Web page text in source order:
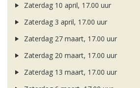
Zaterdag 10 april, 17.00 uur
Zaterdag 3 april, 17.00 uur
Zaterdag 27 maart, 17.00 uur
Zaterdag 20 maart, 17.00 uur
Zaterdag 13 maart, 17.00 uur